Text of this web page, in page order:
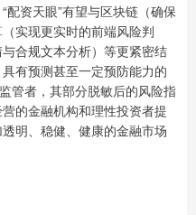
配资天眼”有望与区块链（确保
实现更实时的前端风险判
合规文本分析）等更紧密结
有预测甚至一定预防能力的
管者，其部分脱敏后的风险指
的金融机构和理性投资者提
明、稳健、健康的金融市场